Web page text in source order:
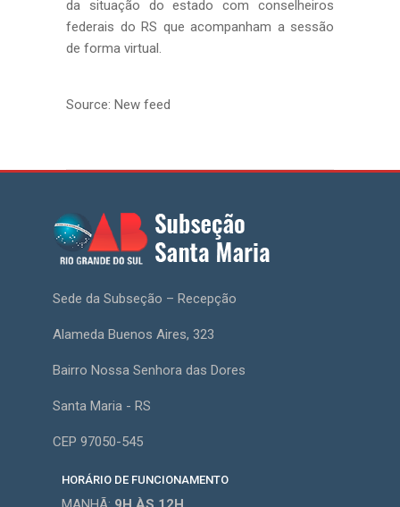
da situação do estado com conselheiros
federais do RS que acompanham a sessão
de forma virtual.
Source: New feed
Sede da Subseção – Recepção
Alameda Buenos Aires, 323
Bairro Nossa Senhora das Dores
Santa Maria - RS
CEP 97050-545
HORÁRIO DE FUNCIONAMENTO